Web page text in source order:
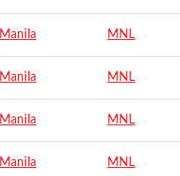
Manila MNL
Manila MNL
Manila MNL
Manila MNL